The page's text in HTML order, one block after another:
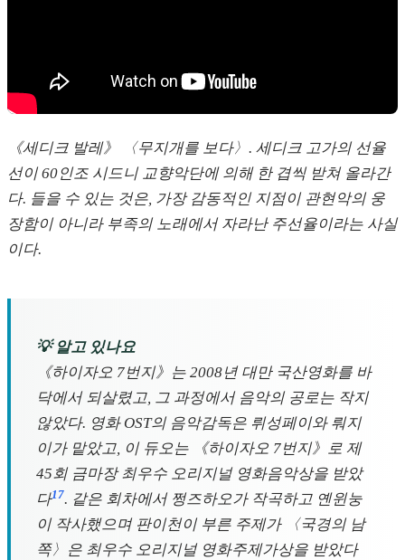
《세디크 발레》 〈무지개를 보다〉. 세디크 고가의 선율
선이 60인조 시드니 교향악단에 의해 한 겹씩 받쳐 올라간
다. 들을 수 있는 것은, 가장 감동적인 지점이 관현악의 웅
장함이 아니라 부족의 노래에서 자라난 주선율이라는 사실
이다.
💡 알고 있나요
《하이자오 7번지》는 2008년 대만 국산영화를 바
닥에서 되살렸고, 그 과정에서 음악의 공로는 작지
않았다. 영화 OST의 음악감독은 뤼성페이와 뤄지
이가 맡았고, 이 듀오는 《하이자오 7번지》로 제
45회 금마장 최우수 오리지널 영화음악상을 받았
다17. 같은 회차에서 쩡즈하오가 작곡하고 옌윈눙
이 작사했으며 판이천이 부른 주제가 〈국경의 남
쪽〉은 최우수 오리지널 영화주제가상을 받았다